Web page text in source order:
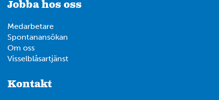
Jobba hos oss
Medarbetare
Spontanansökan
Om oss
Visselblåsartjänst
Kontakt